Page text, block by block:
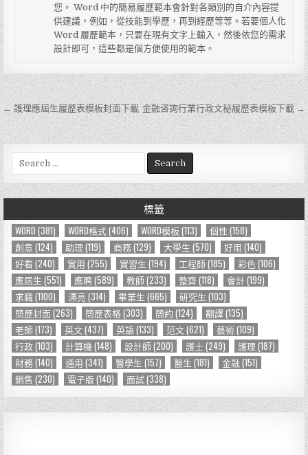
您。 Word 中的簡易履歷範本會針對各類別的自介內容提
供建議，例如，從技能到學歷，再到經歷等等。若要個人化
Word 履歷範本，只要在現有文字上輸入，然後依您的需求
設計即可，這些都是個方便使用的範本。
文
章
導
覽
← 護理應屆生履歷表模板封面下載 金融咨詢行業行政文秘履歷表模板下載 →
e
a
r
h
f
o
r
標籤
WORD (381) WORD格式(406) WORD模板(113) 個性 (158)
創意 (124) 助理 (119) 商務(129) 大學生 (570) 好用 (140)
好看 (240) 實用 (255) 實習生 (194) 工程師(185) 彩色 (106)
應屆生 (551) 應聘(589) 教師(233) 整齊(118) 會計(199)
求職(1100) 漂亮 (314) 畢業生 (665) 研究生 (103)
簡歷封面(263) 簡歷表格(303) 簡約 (124) 翻譯(135)
老師(173) 英文(437) 英語(133) 范文(621) 藝術(109)
行政(103) 計算機 (148) 設計師(200) 護士(249) 護理 (187)
財務(140) 通用 (341) 醫學生 (157) 醫生 (181) 金融 (151)
銷售 (230) 電子版 (140) 面試(338)